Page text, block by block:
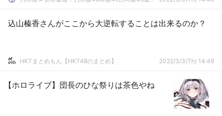
込山榛香さんがここから大逆転することは出来るのか？
HKTまとめもん【HKT48のまとめ】 2022/3/3(Th) 14:48
【ホロライブ】団長のひな祭りは茶色やね